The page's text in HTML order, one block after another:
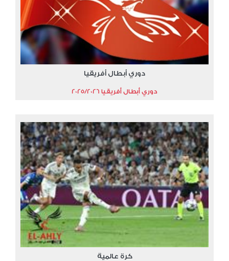
دوري أبطال أفريقيا
دوري أبطال أفريقيا 2025/2026
كرة عالمية